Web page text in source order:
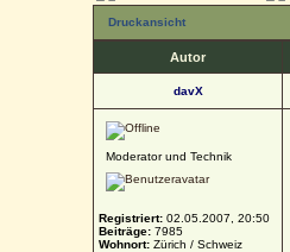
Druckansicht
Autor
davX
Moderator und Technik
Registriert: 02.05.2007, 20:50
Beiträge: 7985
Wohnort: Zürich / Schweiz